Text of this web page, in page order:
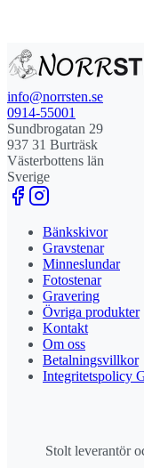
info@norrsten.se
0914-55001
Sundbrogatan 29
937 31 Burträsk
Västerbottens län
Sverige
Bänkskivor
Gravstenar
Minneslundar
Fotostenar
Gravering
Övriga produkter
Kontakt
Om oss
Betalningsvillkor
Integritetspolicy
Stolt leverantör